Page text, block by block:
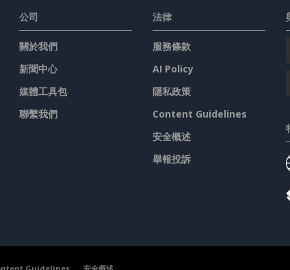
公司
關於我們
新聞中心
媒體工具包
聯繫我們
法律
服務條款
AI Policy
隱私政策
Content Guidelines
安全概述
舉報投訴